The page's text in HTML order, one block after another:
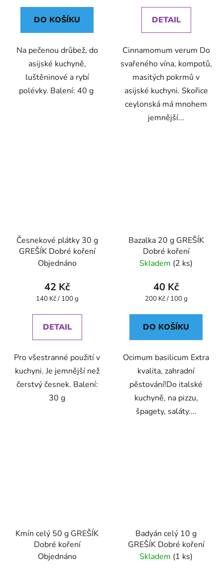
DO KOŠÍKU
Na pečenou drůbež, do
asijské kuchyně,
luštěninové a rybí
polévky. Balení: 40 g
DETAIL
Cinnamomum verum Do
svařeného vína, kompotů,
masitých pokrmů v
asijské kuchyni. Skořice
ceylonská má mnohem
jemnější...
Česnekové plátky 30 g
GREŠÍK Dobré koření
Objednáno
42 Kč
Měrná
140 Kč / 100 g
DETAIL
Pro všestranné použití v
kuchyni. Je jemnější než
čerstvý česnek. Balení:
30 g
Bazalka 20 g GREŠÍK
Dobré koření
Skladem (2 ks)
40 Kč
Měrná
200 Kč / 100 g
DO KOŠÍKU
Ocimum basilicum Extra
kvalita, zahradní
pěstování!Do italské
kuchyně, na pizzu,
špagety, saláty....
Kmín celý 50 g GREŠÍK
Dobré koření
Objednáno
Badyán celý 10 g
GREŠÍK Dobré koření
Skladem (1 ks)